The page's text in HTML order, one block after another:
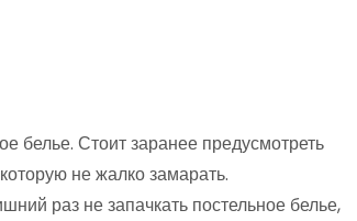
белье. Стоит заранее предусмотреть
не жалко замарать.
раз не запачкать постельное белье,